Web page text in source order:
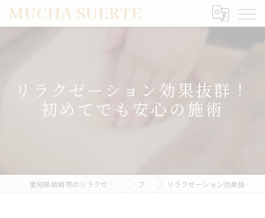
リラクゼーション効果抜群！
初めてでも安心の施術
愛知県岡崎市のリラクゼーションならMUCHA SUERTE ブログ リラクゼーション効果抜群！初めてでも安心の施術